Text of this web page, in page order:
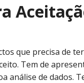
que precisa de
Tem de
análise de dados.